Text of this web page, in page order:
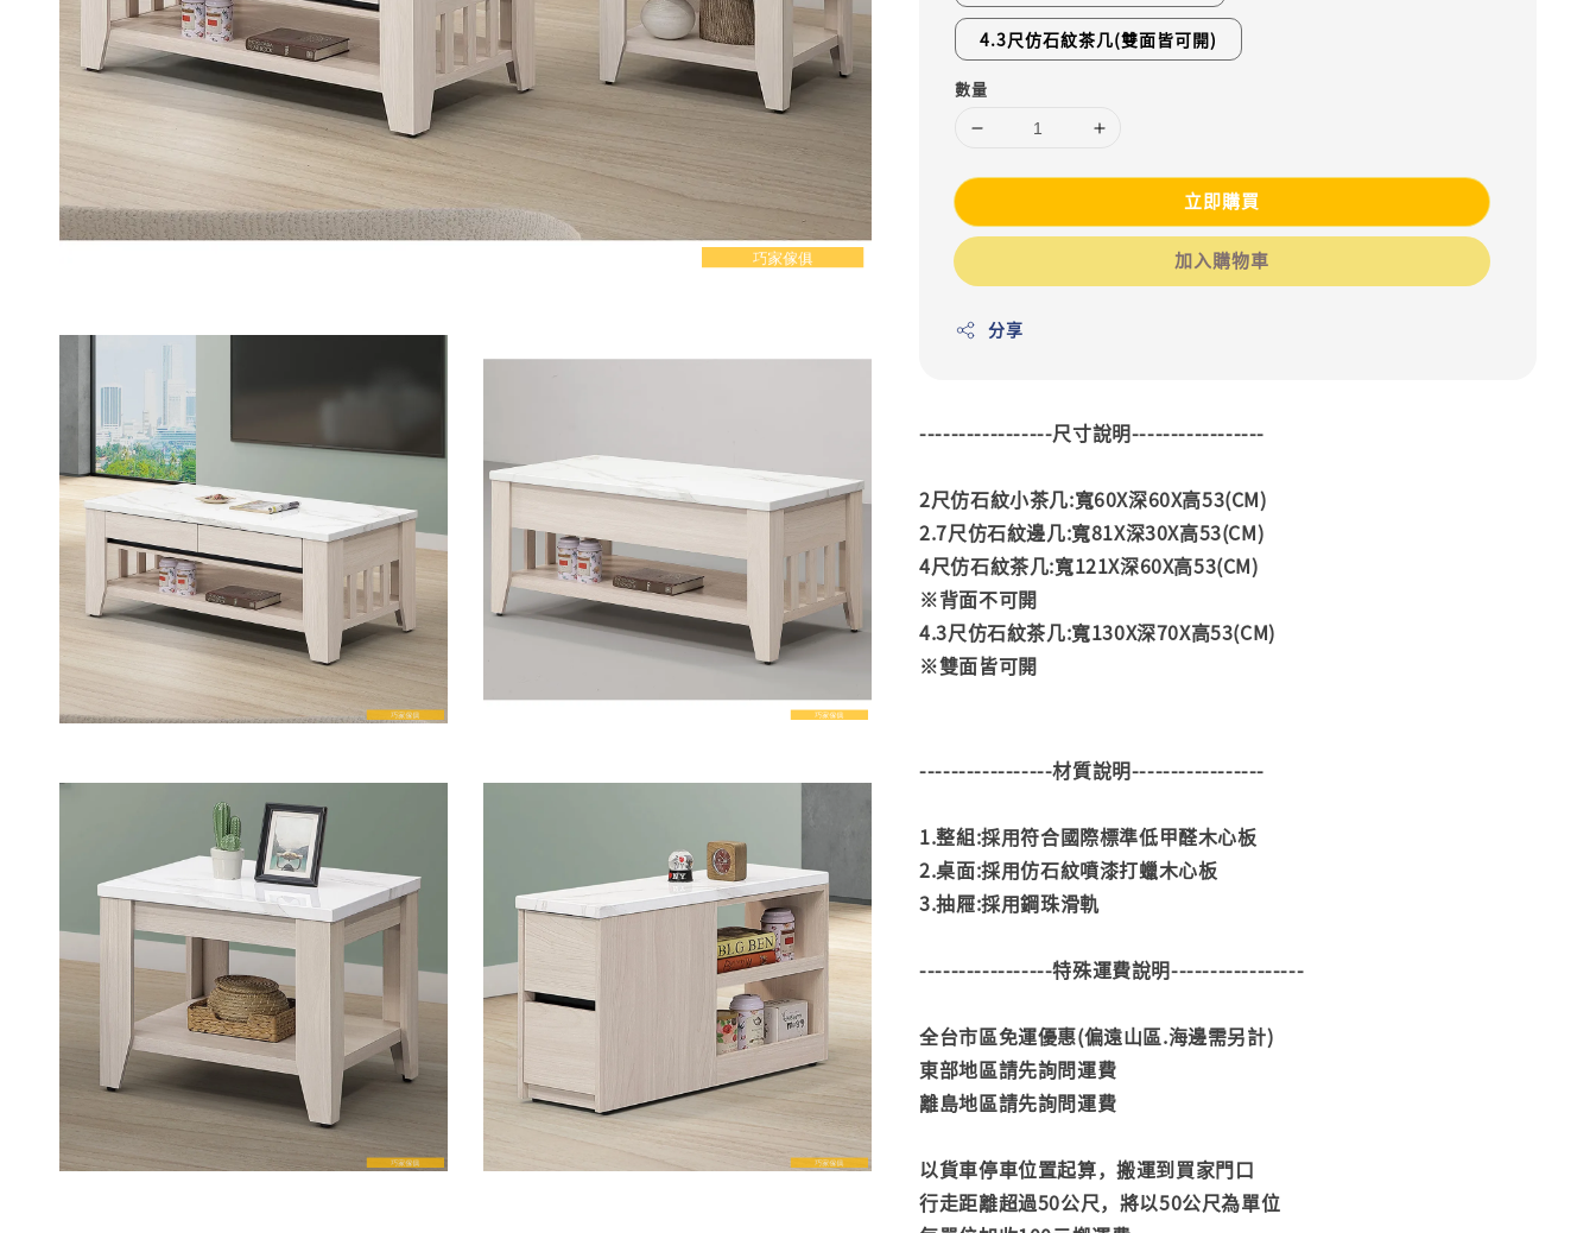
4.3尺仿石紋茶几(雙面皆可開)
數量
立即購買
加入購物車
分享
-----------------尺寸說明-----------------
2尺仿石紋小茶几:寬60X深60X高53(CM)
2.7尺仿石紋邊几:寬81X深30X高53(CM)
4尺仿石紋茶几:寬121X深60X高53(CM)
※背面不可開
4.3尺仿石紋茶几:寬130X深70X高53(CM)
※雙面皆可開
-----------------材質說明-----------------
1.整組:採用符合國際標準低甲醛木心板
2.桌面:採用仿石紋噴漆打蠟木心板
3.抽屜:採用鋼珠滑軌
-----------------特殊運費說明-----------------
全台市區免運優惠(偏遠山區.海邊需另計)
東部地區請先詢問運費
離島地區請先詢問運費
以貨車停車位置起算，搬運到買家門口
行走距離超過50公尺，將以50公尺為單位